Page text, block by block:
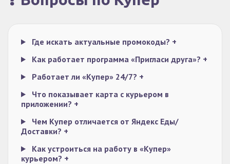
Где искать актуальные промокоды? +
Как работает программа «Пригласи друга»? +
Работает ли «Купер» 24/7? +
Что показывает карта с курьером в
приложении? +
Чем Купер отличается от Яндекс Еды/
Доставки? +
Как устроиться на работу в «Купер»
курьером? +